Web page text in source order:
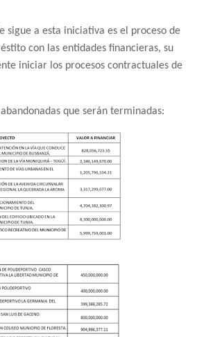
sigue a esta iniciativa es el proceso de
con las entidades financieras, su
iniciar los procesos contractuales de
que serán terminadas: